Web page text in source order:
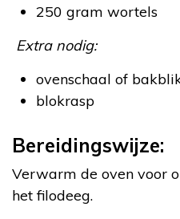
250 gram wortels
Extra nodig:
ovenschaal of
blokrasp
Bereidingswijze:
Verwarm de oven voor
het filodeeg.